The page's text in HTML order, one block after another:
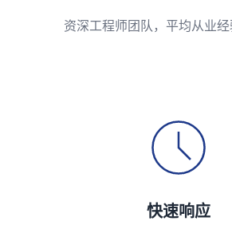
资深工程师团队，平均从业
快速响应